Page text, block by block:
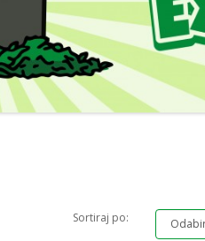
Sortiraj po: